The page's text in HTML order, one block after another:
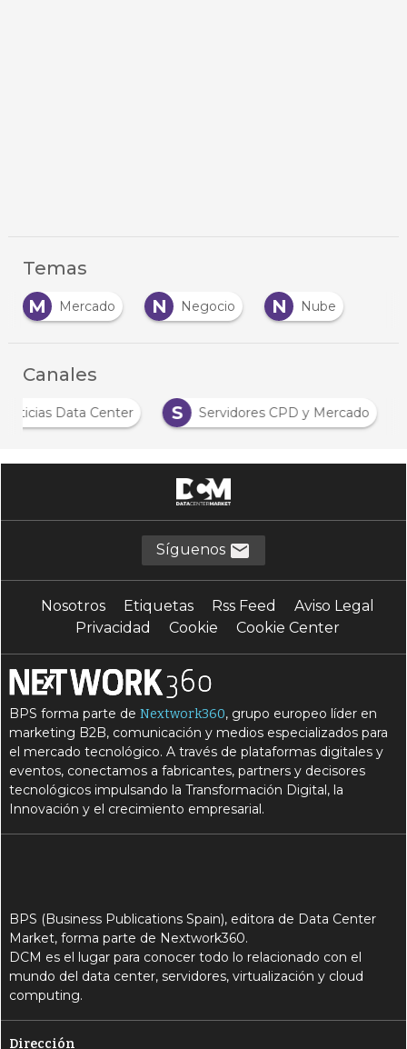
Temas
M
Mercado N Negocio N Nube
Canales
N
Noticias Data Center S Servidores CPD y Mercado
Síguenos
Nosotros Etiquetas Rss Feed
Aviso Legal
Privacidad
Cookie Cookie Center
BPS forma parte deNextwork360, grupo europeo líder en
marketing B2B, comunicación y medios especializados para
el mercado tecnológico. A través de plataformas digitales y
eventos, conectamos a fabricantes, partners y decisores
tecnológicos impulsando la Transformación Digital, la
Innovación y el crecimiento empresarial.
BPS (Business Publications Spain), editora de Data Center
Market, forma parte de Nextwork360.
DCM es el lugar para conocer todo lo relacionado con el
mundo del data center, servidores, virtualización y cloud
computing.
Dirección